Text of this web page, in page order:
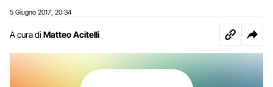
5 Giugno 2017 20:34
A cura di Matteo Acitelli